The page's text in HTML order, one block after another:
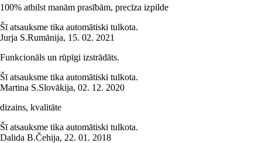
100% atbilst manām prasībām, precīza izpilde
Šī atsauksme tika automātiski tulkota.
Jurja S.Rumānija, 15. 02. 2021
Funkcionāls un rūpīgi izstrādāts.
Šī atsauksme tika automātiski tulkota.
Martina S.Slovākija, 02. 12. 2020
dizains, kvalitāte
Šī atsauksme tika automātiski tulkota.
Dalida B.Čehija, 22. 01. 2018